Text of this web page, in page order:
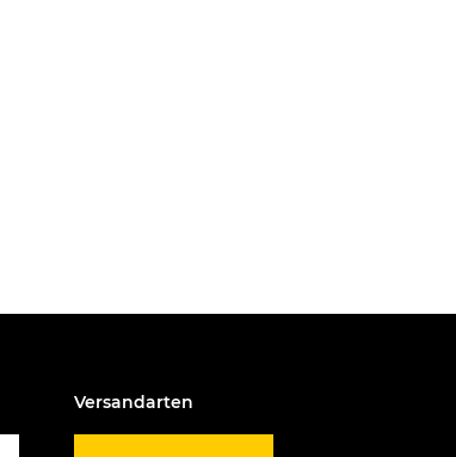
Versandarten